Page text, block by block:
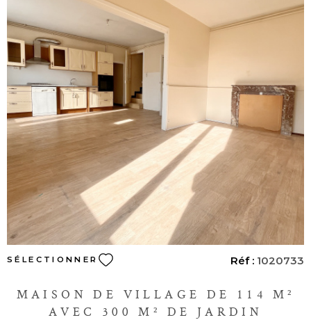
ce bien est exposé sont disponibles sur le site Géorisques
http://www.georisques.gouv.fr »
VOIR LE BIEN
SÉLECTIONNER Réf : 1020733
MAISON DE VILLAGE DE 114 M²
AVEC 300 M² DE JARDIN